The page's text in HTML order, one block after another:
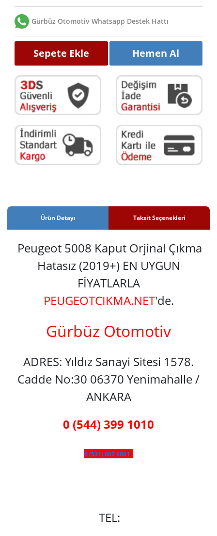
Gürbüz Otomotiv Whatsapp Destek Hattı
Sepete Ekle Hemen Al
Ürün Detayı Taksit Seçenekleri
Peugeot 5008 Kaput Orjinal Çıkma
Hatasız (2019+) EN UYGUN
FİYATLARLA
PEUGEOTCIKMA.NET'de.
Gürbüz Otomotiv
ADRES: Yıldız Sanayi Sitesi 1578.
Cadde No:30 06370 Yenimahalle /
ANKARA
0 (544) 399 1010
0 (531) 602 6861
TEL: